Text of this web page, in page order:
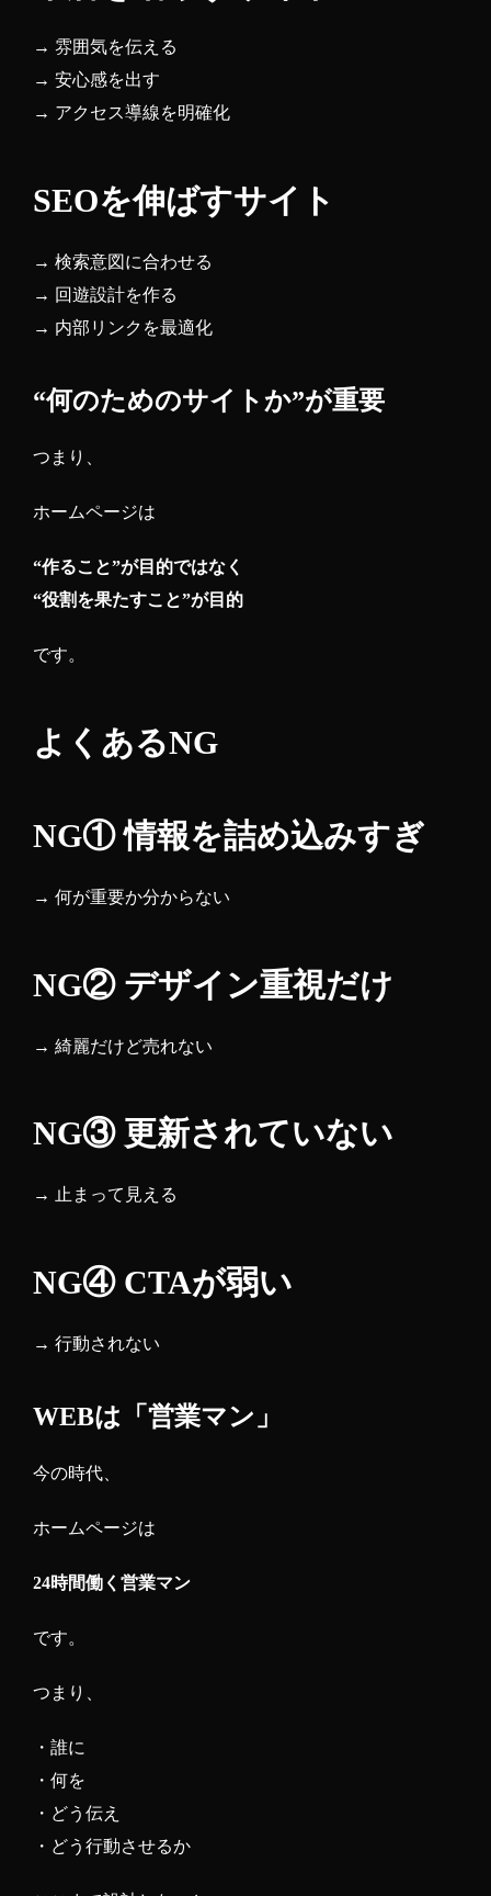
→ 雰囲気を伝える
→ 安心感を出す
→ アクセス導線を明確化
SEOを伸ばすサイト
→ 検索意図に合わせる
→ 回遊設計を作る
→ 内部リンクを最適化
“何のためのサイトか”が重要
つまり、
ホームページは
“作ること”が目的ではなく
“役割を果たすこと”が目的
です。
よくあるNG
NG① 情報を詰め込みすぎ
→ 何が重要か分からない
NG② デザイン重視だけ
→ 綺麗だけど売れない
NG③ 更新されていない
→ 止まって見える
NG④ CTAが弱い
→ 行動されない
WEBは「営業マン」
今の時代、
ホームページは
24時間働く営業マン
です。
つまり、
・誰に
・何を
・どう伝え
・どう行動させるか